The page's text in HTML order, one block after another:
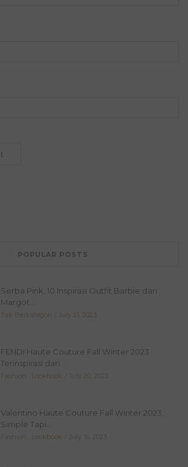
POPULAR POSTS
Serba Pink, 10 Inspirasi Outfit Barbie dari
Margot...
Tak Berkategori July 21, 2023
FENDI Haute Couture Fall Winter 2023
Terinspirasi dari...
Fashion Lookbook July 20, 2023
Valentino Haute Couture Fall Winter 2023,
Simple Tapi...
Fashion Lookbook July 16, 2023